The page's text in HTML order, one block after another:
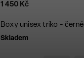
Boxy unisex triko - černé
Skladem
1 450 Kč